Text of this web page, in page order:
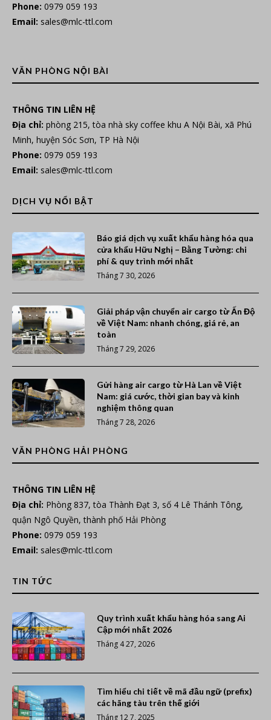
Phone: 0979 059 193
Email: sales@mlc-ttl.com
VĂN PHÒNG NỘI BÀI
THÔNG TIN LIÊN HỆ
Địa chỉ: phòng 215, tòa nhà sky coffee khu A Nội Bài, xã Phú
Minh, huyện Sóc Sơn, TP Hà Nội
Phone: 0979 059 193
Email: sales@mlc-ttl.com
DỊCH VỤ NỔI BẬT
Báo giá dịch vụ xuất khẩu hàng hóa qua
cửa khẩu Hữu Nghị – Bằng Tường: chi
phí & quy trình mới nhất
Tháng 7 30, 2026
Giải pháp vận chuyển air cargo từ Ấn Độ
về Việt Nam: nhanh chóng, giá rẻ, an
toàn
Tháng 7 29, 2026
Gửi hàng air cargo từ Hà Lan về Việt
Nam: giá cước, thời gian bay và kinh
nghiệm thông quan
Tháng 7 28, 2026
VĂN PHÒNG HẢI PHÒNG
THÔNG TIN LIÊN HỆ
Địa chỉ: Phòng 837, tòa Thành Đạt 3, số 4 Lê Thánh Tông,
quận Ngô Quyền, thành phố Hải Phòng
Phone: 0979 059 193
Email: sales@mlc-ttl.com
TIN TỨC
Quy trình xuất khẩu hàng hóa sang Ai
Cập mới nhất 2026
Tháng 4 27, 2026
Tìm hiểu chi tiết về mã đầu ngữ (prefix)
các hãng tàu trên thế giới
Tháng 12 7, 2025